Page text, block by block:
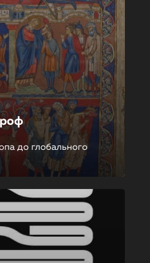
до глобального